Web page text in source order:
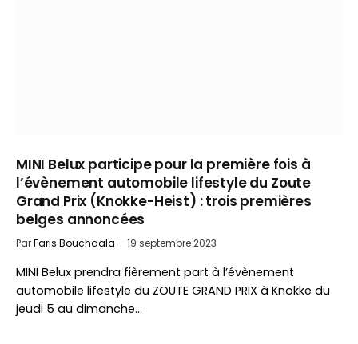
MINI Belux participe pour la première fois à
l’évènement automobile lifestyle du Zoute
Grand Prix (Knokke-Heist) : trois premières
belges annoncées
ParFaris Bouchaala 19 septembre 2023
MINI Belux prendra fièrement part à l’évènement
automobile lifestyle du ZOUTE GRAND PRIX à Knokke du
jeudi 5 au dimanche…